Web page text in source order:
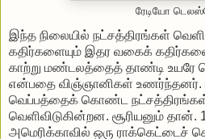
ரேடியோ
இந்த நிலையில் நட்சத்திரங்கள்
கதிர்களையும் இதர வகைக்
காற்று மண்டலத்தைத் தாண்டி உயரே
என்பதை விஞ்ஞானிகள் உணர்ந்தனர்.
வெப்பத்தைக் கொண்ட
வெளிவிடுகின்றன. சூரியனும் தான்.
அமெரிக்காவில் ஒரு ராக்கெட்டைச்